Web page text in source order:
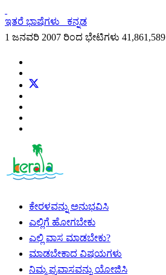
ಇತರೆ ಭಾಷೆಗಳು
ಕನ್ನಡ
1 ಜನವರಿ 2007 ರಿಂದ ಭೇಟಿಗಳು 41,861,589
ಕೇರಳವನ್ನು ಅನುಭವಿಸಿ
ಎಲ್ಲಿಗೆ ಹೋಗಬೇಕು
ಎಲ್ಲಿ ವಾಸ ಮಾಡಬೇಕು?
ಮಾಡಬೇಕಾದ ವಿಷಯಗಳು
ನಿಮ್ಮ ಪ್ರವಾಸವನ್ನು ಯೋಜಿಸಿ